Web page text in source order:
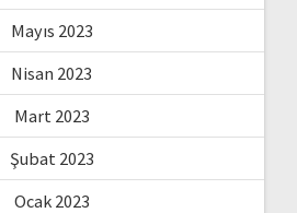
Mayıs 2023
Nisan 2023
Mart 2023
Şubat 2023
Ocak 2023